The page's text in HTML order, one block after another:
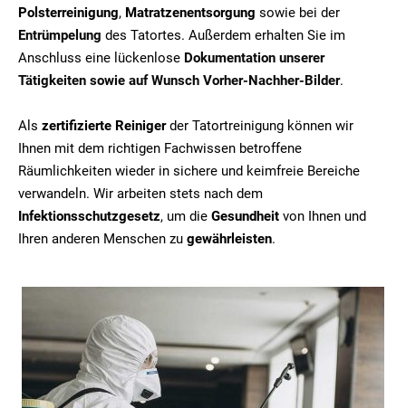
Polsterreinigung, Matratzenentsorgung sowie bei der
Entrümpelung des Tatortes. Außerdem erhalten Sie im
Anschluss eine lückenlose Dokumentation unserer
Tätigkeiten sowie auf Wunsch Vorher-Nachher-Bilder.
Als zertifizierte Reinigerder Tatortreinigung können wir
Ihnen mit dem richtigen Fachwissen betroffene
Räumlichkeiten wieder in sichere und keimfreie Bereiche
verwandeln. Wir arbeiten stets nach dem
Infektionsschutzgesetz, um die Gesundheit von Ihnen und
Ihren anderen Menschen zu gewährleisten.